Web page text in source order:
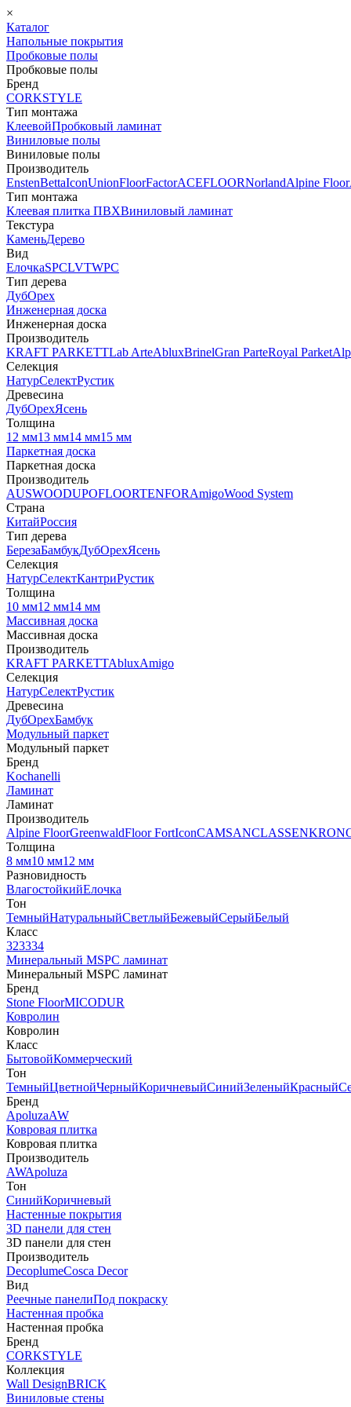
×
Каталог
Напольные покрытия
Пробковые полы
Пробковые полы
Бренд
CORKSTYLE
Тип монтажа
КлеевойПробковый ламинат
Виниловые полы
Виниловые полы
Производитель
EnstenBettaIconUnionFloorFactorACEFLOORNorlandAlpine Floor
Тип монтажа
Клеевая плитка ПВХВиниловый ламинат
Текстура
КаменьДерево
Вид
ЕлочкаSPCLVTWPC
Тип дерева
ДубОрех
Инженерная доска
Инженерная доска
Производитель
KRAFT PARKETTLab ArteAbluxBrinelGran ParteRoyal Parket
Селекция
НатурСелектРустик
Древесина
ДубОрехЯсень
Толщина
12 мм13 мм14 мм15 мм
Паркетная доска
Паркетная доска
Производитель
AUSWOODUPOFLOORTENFORAmigoWood System
Страна
КитайРоссия
Тип дерева
БерезаБамбукДубОрехЯсень
Селекция
НатурСелектКантриРустик
Толщина
10 мм12 мм14 мм
Массивная доска
Массивная доска
Производитель
KRAFT PARKETTAbluxAmigo
Селекция
НатурСелектРустик
Древесина
ДубОрехБамбук
Модульный паркет
Модульный паркет
Бренд
Kochanelli
Ламинат
Ламинат
Производитель
Alpine FloorGreenwaldFloor FortIconCAMSANCLASSEN
Толщина
8 мм10 мм12 мм
Разновидность
ВлагостойкийЕлочка
Тон
ТемныйНатуральныйСветлыйБежевыйСерыйБелый
Класс
323334
Минеральный MSPC ламинат
Минеральный MSPC ламинат
Бренд
Stone FloorMICODUR
Ковролин
Ковролин
Класс
БытовойКоммерческий
Тон
ТемныйЦветнойЧерныйКоричневыйСинийЗеленыйКрасный
Бренд
ApoluzaAW
Ковровая плитка
Ковровая плитка
Производитель
AWApoluza
Тон
СинийКоричневый
Настенные покрытия
3D панели для стен
3D панели для стен
Производитель
DecoplumeCosca Decor
Вид
Реечные панелиПод покраску
Настенная пробка
Настенная пробка
Бренд
CORKSTYLE
Коллекция
Wall DesignBRICK
Виниловые стены